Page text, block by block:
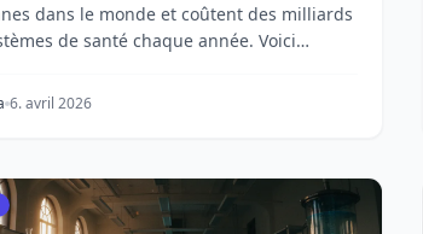
dans le monde et coûtent des milliards
de santé chaque année. Voici
6. avril 2026